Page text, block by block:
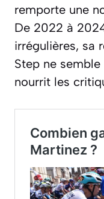
remporte une
De 2022 à
irrégulières, sa
Step ne
nourrit les